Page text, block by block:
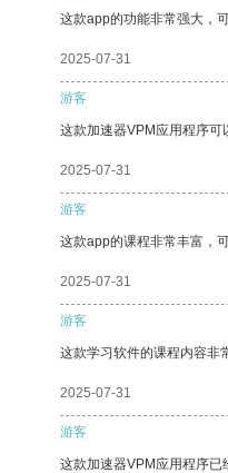
这款app的功能非常强大，
2025-07-31
游客
这款加速器VPM应用程序可
2025-07-31
游客
这款app的课程非常丰富，
2025-07-31
游客
这款学习软件的课程内容非
2025-07-31
游客
这款加速器VPM应用程序已